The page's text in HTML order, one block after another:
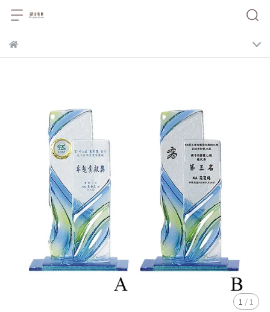
1 / 1